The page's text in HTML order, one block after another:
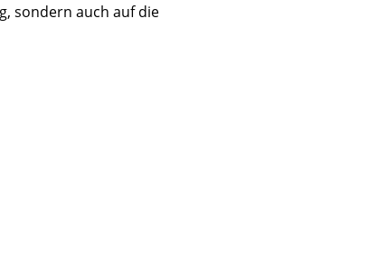
sondern auch auf die